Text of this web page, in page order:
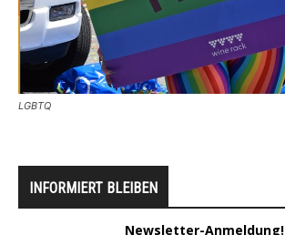
LGBTQ
INFORMIERT BLEIBEN
Newsletter-Anmeldung!